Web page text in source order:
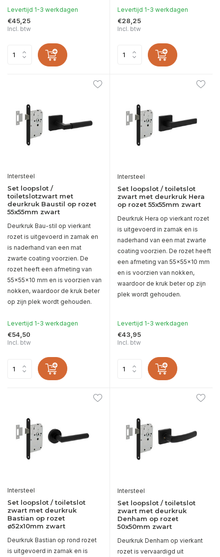
Levertijd 1-3 werkdagen
€45,25
Incl. btw
Levertijd 1-3 werkdagen
€28,25
Incl. btw
Intersteel
Set loopslot /
toiletslotzwart met
deurkruk Baustil op rozet
55x55mm zwart
Deurkruk Bau-stil op vierkant
rozet is uitgevoerd in zamak en
is naderhand van een mat
zwarte coating voorzien. De
rozet heeft een afmeting van
55x55x10 mm en is voorzien van
nokken, waardoor de kruk beter
op zijn plek wordt gehouden.
Levertijd 1-3 werkdagen
€54,50
Incl. btw
Intersteel
Set loopslot / toiletslot
zwart met deurkruk Hera
op rozet 55x55mm zwart
Deurkruk Hera op vierkant rozet
is uitgevoerd in zamak en is
naderhand van een mat zwarte
coating voorzien. De rozet heeft
een afmeting van 55x55x10 mm
en is voorzien van nokken,
waardoor de kruk beter op zijn
plek wordt gehouden.
Levertijd 1-3 werkdagen
€43,95
Incl. btw
Intersteel
Set loopslot / toiletslot
zwart met deurkruk
Bastian op rozet
ø52x10mm zwart
Deurkruk Bastian op rond rozet
is uitgevoerd in zamak en is
Intersteel
Set loopslot / toiletslot
zwart met deurkruk
Denham op rozet
50x50mm zwart
Deurkruk Denham op vierkant
rozet is vervaardigd uit